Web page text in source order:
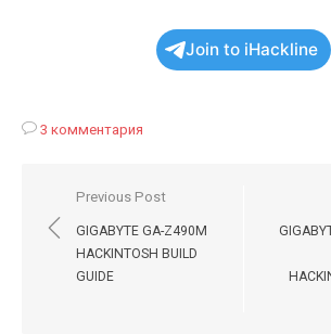
Join to iHackline
3 комментария
Навигация
по
записям
Previous Post
GIGABYTE GA-Z490M
HACKINTOSH BUILD
GUIDE